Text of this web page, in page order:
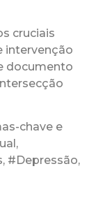
cruciais
intervenção
documento
chave e
#Depressão,